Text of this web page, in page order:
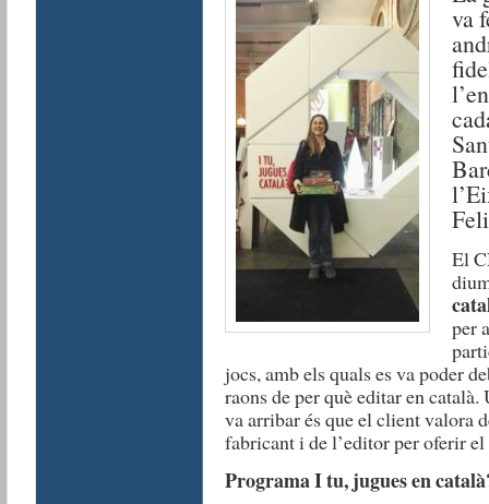
va
El
per
jocs, amb els quals es va poder
raons de per què editar en
va arribar és que el client valora
fabricant i de l’editor per oferir
Programa I tu, jugues en